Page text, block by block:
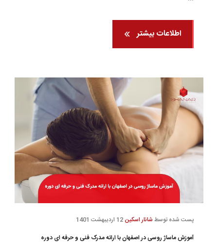
اطلاعات بیشتر
پست شده توسط شانار اسکین
آموزش ماساژ روسی در اصفهان با ارائه مدرک فنی و حرفه ای دوره